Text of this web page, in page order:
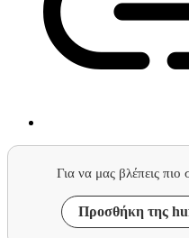
Για να μας βλέπεις
Προσθήκη της